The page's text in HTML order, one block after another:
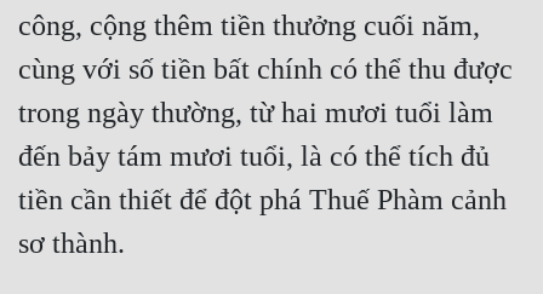
công, cộng thêm tiền thưởng cuối năm,
cùng với số tiền bất chính có thể thu được
trong ngày thường, từ hai mươi tuổi làm
đến bảy tám mươi tuổi, là có thể tích đủ
tiền cần thiết để đột phá Thuế Phàm cảnh